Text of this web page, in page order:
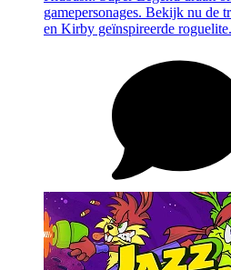
gamepersonages. Bekijk nu de
en Kirby geïnspireerde roguelite.